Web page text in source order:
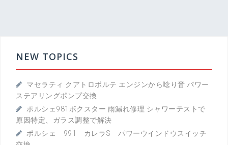
NEW TOPICS
マセラティ クアトロポルテ エンジンから唸り音 パワー
ステアリングポンプ交換
ポルシェ981ボクスター 雨漏れ修理 シャワーテストで
原因特定、ガラス調整で解決
ポルシェ 991 カレラS パワーウインドウスイッチ